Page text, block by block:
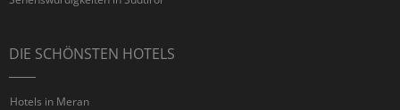
DIE SCHÖNSTEN HOTELS
Hotels in Meran